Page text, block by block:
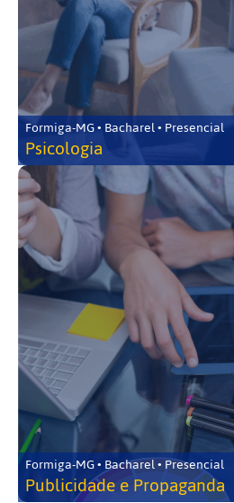
Formiga-MG • Bacharel • Presencial
Psicologia
Formiga-MG • Bacharel • Presencial
Publicidade e Propaganda